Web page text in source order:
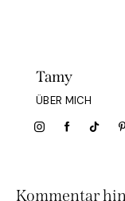
Tamy
ÜBER MICH
Kommentar